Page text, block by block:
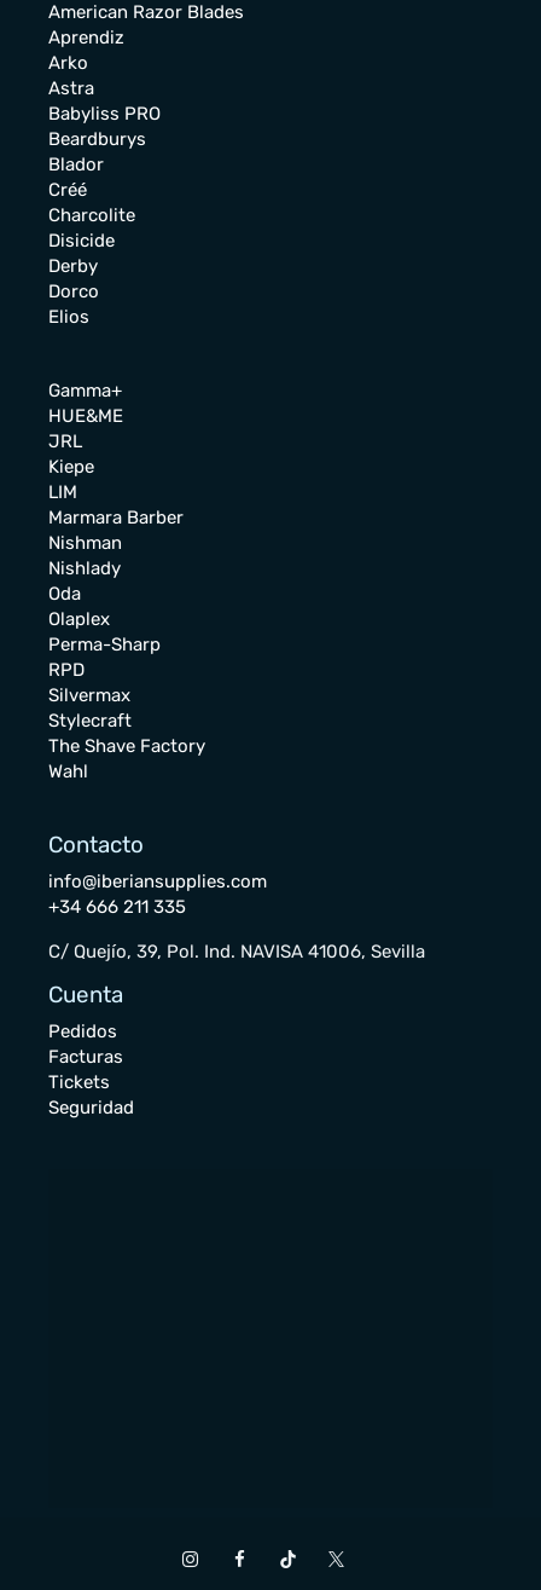
American Razor Blades
Aprendiz
Arko
Astra
Babyliss PRO
Beardburys
Blador
Créé
Charcolite
Disicide
Derby
Dorco
Elios
Gamma+
HUE&ME
JRL
Kiepe
LIM
Marmara Barber
Nishman
Nishlady
Oda
Olaplex
Perma-Sharp
RPD
Silvermax
Stylecraft
The Shave Factory
Wahl
Contacto
info@iberiansupplies.com
+34 666 211 335
C/ Quejío, 39, Pol. Ind. NAVISA 41006, Sevilla
Cuenta
Pedidos
Facturas
Tickets
Seguridad